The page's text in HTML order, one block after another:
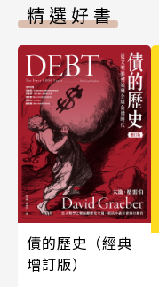
精選好書
債的歷史（經典
增訂版）